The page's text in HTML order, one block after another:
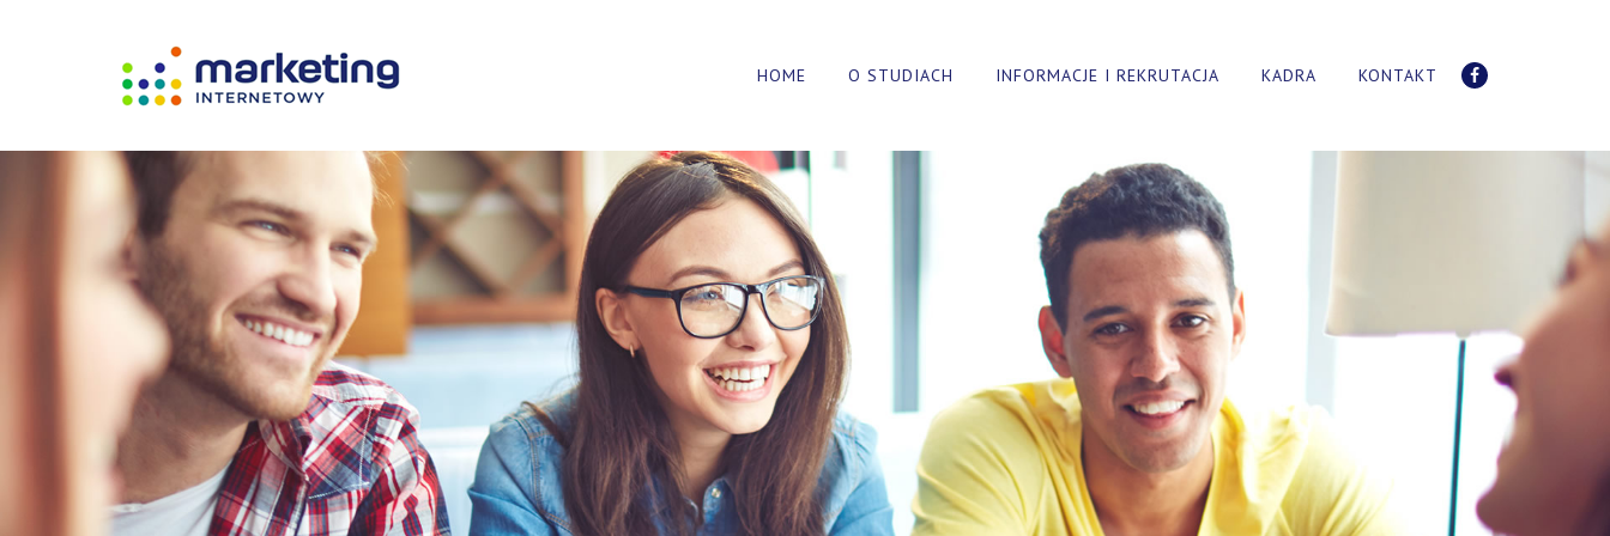
HOME O STUDIACH INFORMACJE I REKRUTACJA KADRA KONTAKT